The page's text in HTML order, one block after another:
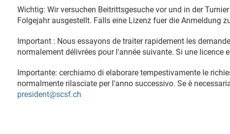
Wichtig: Wir versuchen Beitrittsgesuche vor und in der
Folgejahr ausgestellt. Falls eine Lizenz fuer die Anmeldung
Important : Nous essayons de traiter rapidement les
normalement délivrées pour l'année suivante. Si une
Importante: cerchiamo di elaborare tempestivamente le
normalmente rilasciate per l'anno successivo. Se è
president@scsf.ch